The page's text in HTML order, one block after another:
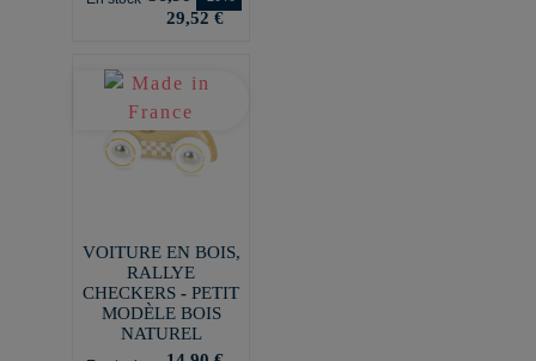
29,52 €
VOITURE EN BOIS,
RALLYE
CHECKERS - PETIT
MODÈLE BOIS
NATUREL